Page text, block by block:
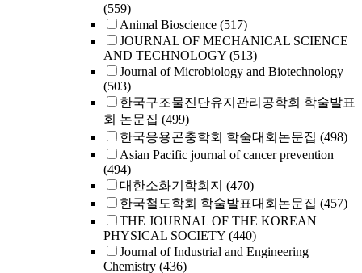
(559)
Animal Bioscience (517)
JOURNAL OF MECHANICAL SCIENCE
AND TECHNOLOGY (513)
Journal of Microbiology and Biotechnology
(503)
한국구조물진단유지관리공학회 학술발표
회 논문집 (499)
한국응용곤충학회 학술대회논문집 (498)
Asian Pacific journal of cancer prevention
(494)
대한소화기학회지 (470)
한국철도학회 학술발표대회논문집 (457)
THE JOURNAL OF THE KOREAN
PHYSICAL SOCIETY (440)
Journal of Industrial and Engineering
Chemistry (436)